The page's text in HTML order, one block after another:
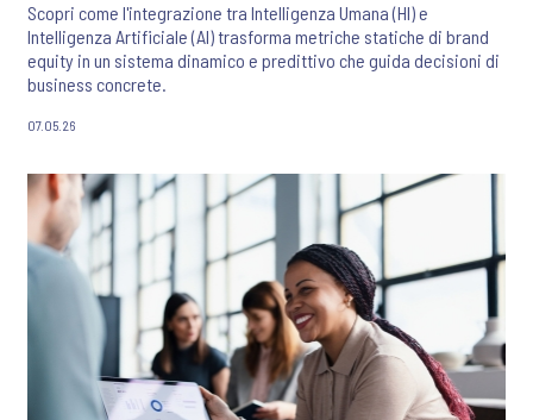
Scopri come l'integrazione tra Intelligenza Umana (HI) e
Intelligenza Artificiale (AI) trasforma metriche statiche di brand
equity in un sistema dinamico e predittivo che guida decisioni di
business concrete.
07.05.26